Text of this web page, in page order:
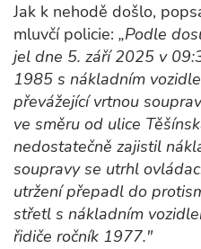
Jak k nehodě došlo,
mluvčí policie: „Podle
jel dne 5. září 2025 v
1985 s nákladním
převážející vrtnou
ve směru od ulice
nedostatečně zajistil
soupravy se utrhl
utržení přepadl do
střetl s nákladním
řidiče ročník 1977."